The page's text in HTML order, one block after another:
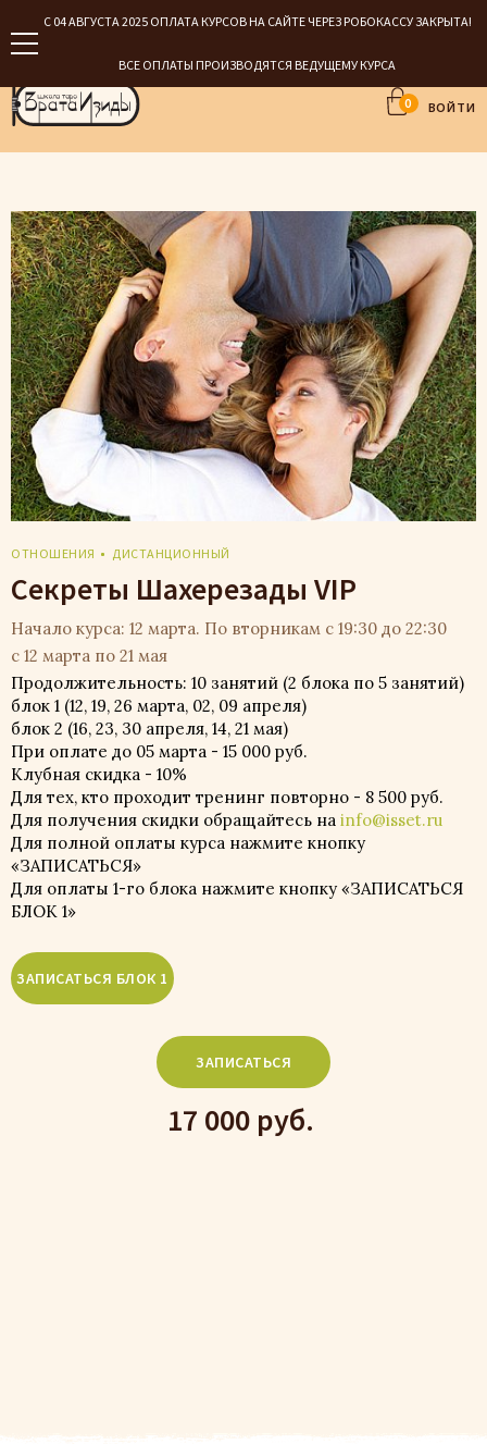
С 04 АВГУСТА 2025 ОПЛАТА КУРСОВ НА САЙТЕ ЧЕРЕЗ РОБОКАССУ ЗАКРЫТА!
ВСЕ ОПЛАТЫ ПРОИЗВОДЯТСЯ ВЕДУЩЕМУ КУРСА
0 ВОЙТИ
ОТНОШЕНИЯ ДИСТАНЦИОННЫЙ
Секреты Шахерезады VIP
Начало курса: 12 марта. По вторникам с 19:30 до 22:30
с 12 марта по 21 мая
ЗАПИСАТЬСЯ
17 000 руб.
Продолжительность: 10 занятий (2 блока по 5 занятий)
блок 1 (12, 19, 26 марта, 02, 09 апреля)
блок 2 (16, 23, 30 апреля, 14, 21 мая)
При оплате до 05 марта - 15 000 руб.
Клубная скидка - 10%
Для тех, кто проходит тренинг повторно - 8 500 руб.
Для получения скидки обращайтесь на info@isset.ru
Для полной оплаты курса нажмите кнопку
«ЗАПИСАТЬСЯ»
Для оплаты 1-го блока нажмите кнопку «ЗАПИСАТЬСЯ
БЛОК 1»